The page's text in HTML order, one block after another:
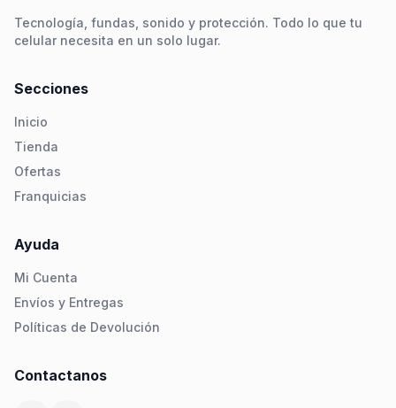
Tecnología, fundas, sonido y protección. Todo lo que tu
celular necesita en un solo lugar.
Secciones
Inicio
Tienda
Ofertas
Franquicias
Ayuda
Mi Cuenta
Envíos y Entregas
Políticas de Devolución
Contactanos